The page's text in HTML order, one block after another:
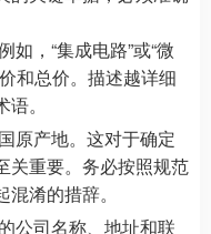
如，“集成电路”或“微
和总价。描述越详细
。
原产地。这对于确定
关重要。务必按照规范
淆的措辞。
公司名称、地址和联